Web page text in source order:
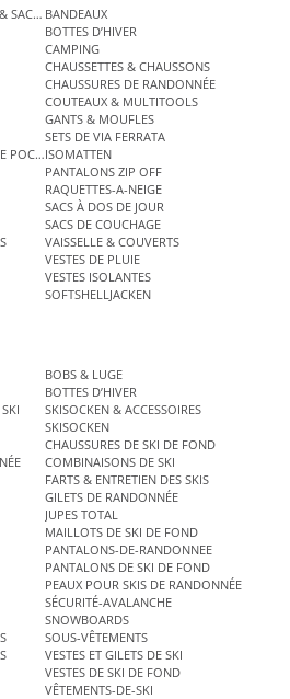
SACS ÉTANCHES
BANDEAUX
BOTTES D’HIVER
CAMPING
CHAUSSETTES & CHAUSSONS
CHAUSSURES DE RANDONNÉE
COUTEAUX & MULTITOOLS
GANTS & MOUFLES
SETS DE VIA FERRATA
POCHEISOMATTEN
PANTALONS ZIP OFF
RAQUETTES-A-NEIGE
SACS À DOS DE JOUR
SACS DE COUCHAGE
VAISSELLE & COUVERTS
VESTES DE PLUIE
VESTES ISOLANTES
SOFTSHELLJACKEN
BOBS & LUGE
BOTTES D’HIVER
SKISOCKEN & ACCESSOIRES
SKISOCKEN
CHAUSSURES DE SKI DE FOND
COMBINAISONS DE SKI
FARTS & ENTRETIEN DES SKIS
GILETS DE RANDONNÉE
JUPES TOTAL
MAILLOTS DE SKI DE FOND
PANTALONS-DE-RANDONNEE
PANTALONS DE SKI DE FOND
PEAUX POUR SKIS DE RANDONNÉE
SÉCURITÉ-AVALANCHE
SNOWBOARDS
SOUS-VÊTEMENTS
VESTES ET GILETS DE SKI
VESTES DE SKI DE FOND
VÊTEMENTS-DE-SKI